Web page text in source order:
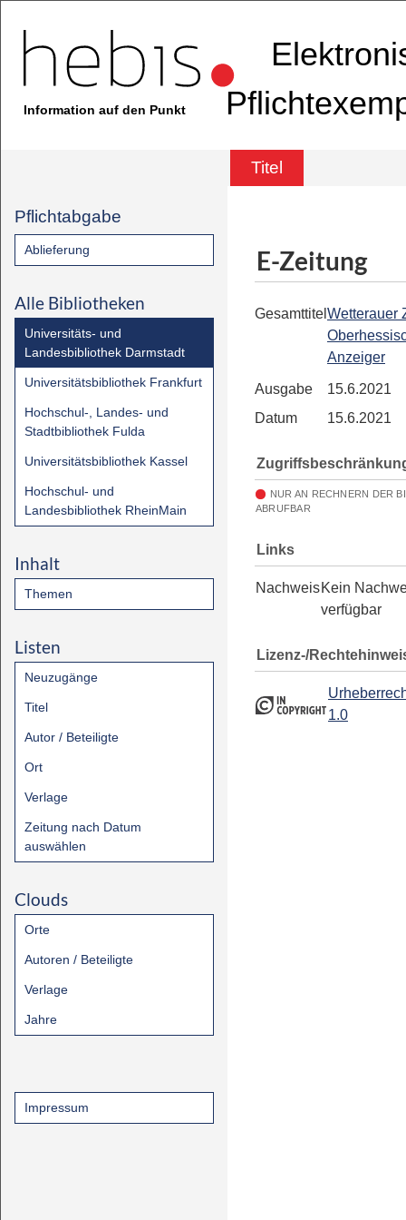
Information auf den Punkt
Titel
Pflichtabgabe
Ablieferung
Alle Bibliotheken
Universitäts- und
Landesbibliothek Darmstadt
Universitätsbibliothek Frankfurt
Hochschul-, Landes- und
Stadtbibliothek Fulda
Universitätsbibliothek Kassel
Hochschul- und
Landesbibliothek RheinMain
Inhalt
Themen
Listen
Neuzugänge
Titel
Autor / Beteiligte
Ort
Verlage
Zeitung nach Datum
auswählen
Clouds
Orte
Autoren / Beteiligte
Verlage
Jahre
Impressum
E-Zeitung
Gesamttitel Wetterauer
Anzeiger
Ausgabe
15.6.2021
Datum
15.6.2021
NUR AN RECHNERN DER
ABRUFBAR
Links
NachweisKein
verfügbar
Lizenz-/
1.0